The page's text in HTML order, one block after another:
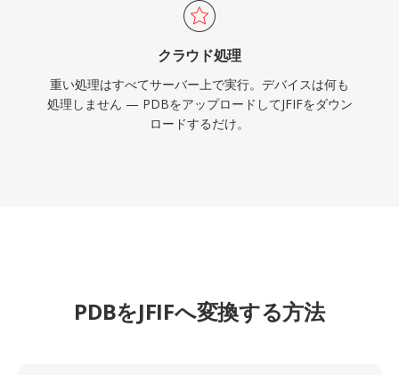
クラウド処理
重い処理はすべてサーバー上で実行。デバイスは何も
処理しません — PDBをアップロードしてJFIFをダウン
ロードするだけ。
PDBをJFIFへ変換する方法